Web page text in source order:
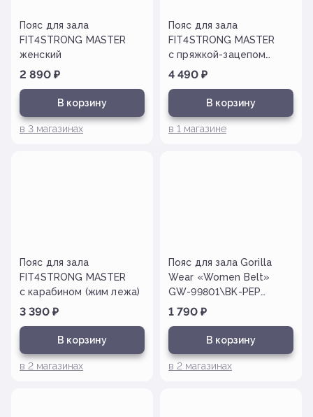
Пояс для зала
FIT4STRONG MASTER
женский
2 890 ₽
В корзину
в 3 магазинах
Пояс для зала
FIT4STRONG MASTER
с пряжкой-зацепом
(пауэрлифтинг)
4 490 ₽
В корзину
в 1 магазине
Пояс для зала
FIT4STRONG MASTER
с карабином (жим лежа)
3 390 ₽
В корзину
в 2 магазинах
Пояс для зала Gorilla
Wear «Women Belt»
GW-99801\BK-PEP
(на липучке)
1 790 ₽
В корзину
в 2 магазинах